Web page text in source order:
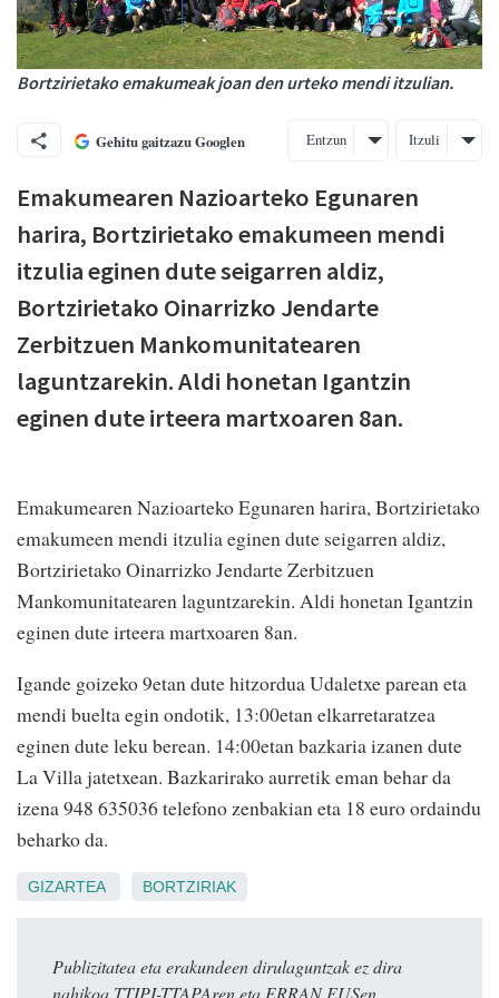
Bortzirietako emakumeak joan den urteko mendi itzulian.
Gehitu gaitzazu Googlen Entzun Itzuli
Emakumearen Nazioarteko Egunaren
harira, Bortzirietako emakumeen mendi
itzulia eginen dute seigarren aldiz,
Bortzirietako Oinarrizko Jendarte
Zerbitzuen Mankomunitatearen
laguntzarekin. Aldi honetan Igantzin
eginen dute irteera martxoaren 8an.
Emakumearen Nazioarteko Egunaren harira, Bortzirietako
emakumeen mendi itzulia eginen dute seigarren aldiz,
Bortzirietako Oinarrizko Jendarte Zerbitzuen
Mankomunitatearen laguntzarekin. Aldi honetan Igantzin
eginen dute irteera martxoaren 8an.
Igande goizeko 9etan dute hitzordua Udaletxe parean eta
mendi buelta egin ondotik, 13:00etan elkarretaratzea
eginen dute leku berean. 14:00etan bazkaria izanen dute
La Villa jatetxean. Bazkarirako aurretik eman behar da
izena 948 635036 telefono zenbakian eta 18 euro ordaindu
beharko da.
GIZARTEA BORTZIRIAK
Publizitatea eta erakundeen dirulaguntzak ez dira